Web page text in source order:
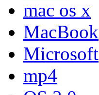
mac os x
MacBook
Microsoft
mp4